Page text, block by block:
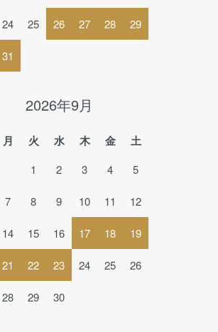
24 25 26 27 28 29
31
2026年9月
月 火 水 木 金 土
1 2 3 4 5
7 8 9 10 11 12
14 15 16 17 18 19
21 22 23 24 25 26
28 29 30